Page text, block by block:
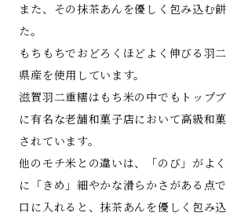
また、その抹茶あんを優しく包み込む
た。
もちもちでおどろくほどよく伸びる羽
県産を使用しています。
滋賀羽二重糯はもち米の中でもトップ
に有名な老舗和菓子店において高級和
されています。
他のモチ米との違いは、「のび」がよ
に「きめ」細やかな滑らかさがある点で
口に入れると、抹茶あんを優しく包み